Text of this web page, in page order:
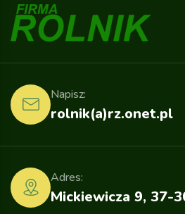
rolnik(a)rz.onet.pl
Napisz:
Mickiewicza 9, 37-
Adres: